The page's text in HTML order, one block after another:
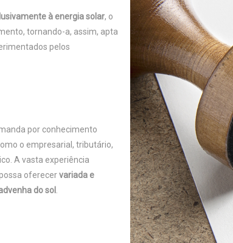
à energia solar, o
tornando-a, assim, apta
pelos
por conhecimento
o empresarial, tributário,
A vasta experiência
oferecervariada e
do sol